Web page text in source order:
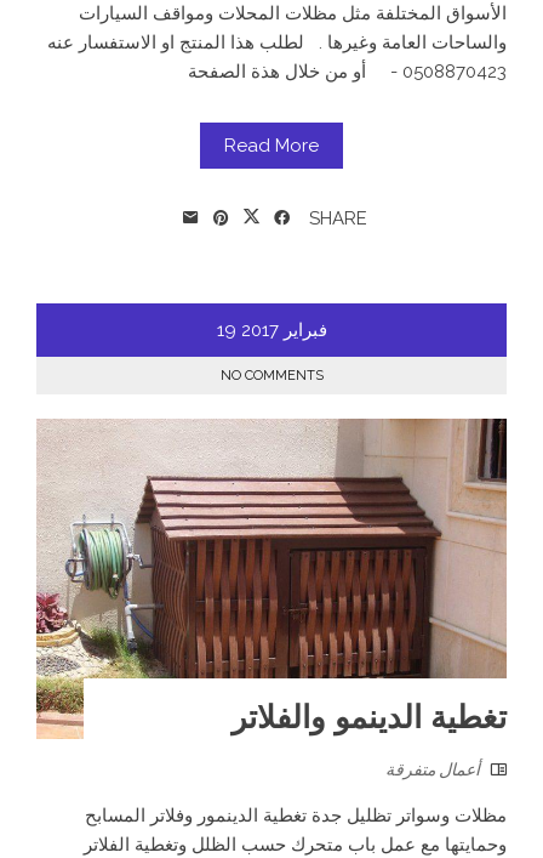
الأسواق المختلفة مثل مظلات المحلات ومواقف السيارات
والساحات العامة وغيرها . لطلب هذا المنتج او الاستفسار عنه
0508870423 - أو من خلال هذة الصفحة
Read More
SHARE
فبراير 19 2017
NO COMMENTS
تغطية الدينمو والفلاتر
أعمال متفرقة
مظلات وسواتر تظليل جدة تغطية الدينمور وفلاتر المسابح
وحمايتها مع عمل باب متحرك حسب الظلل وتغطية الفلاتر